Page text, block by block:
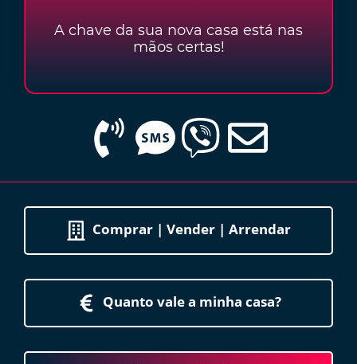
A chave da sua nova casa está nas
mãos certas!
Comprar | Vender | Arrendar
Quanto vale a minha casa?